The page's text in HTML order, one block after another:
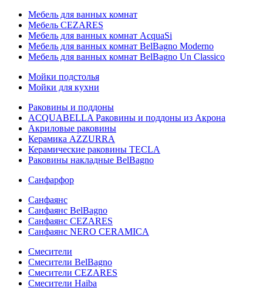
Мебель для ванных комнат
Мебель CEZARES
Мебель для ванных комнат AcquaSi
Мебель для ванных комнат BelBagno Moderno
Мебель для ванных комнат BelBagno Un Classico
Мойки подстолья
Мойки для кухни
Раковины и поддоны
ACQUABELLA Раковины и поддоны из Акрона
Акриловые раковины
Керамика AZZURRA
Керамические раковины TECLA
Раковины накладные BelBagno
Санфарфор
Санфаянс
Санфаянс BelBagno
Санфаянс CEZARES
Санфаянс NERO CERAMICA
Смесители
Смесители BelBagno
Смесители CEZARES
Смесители Haiba